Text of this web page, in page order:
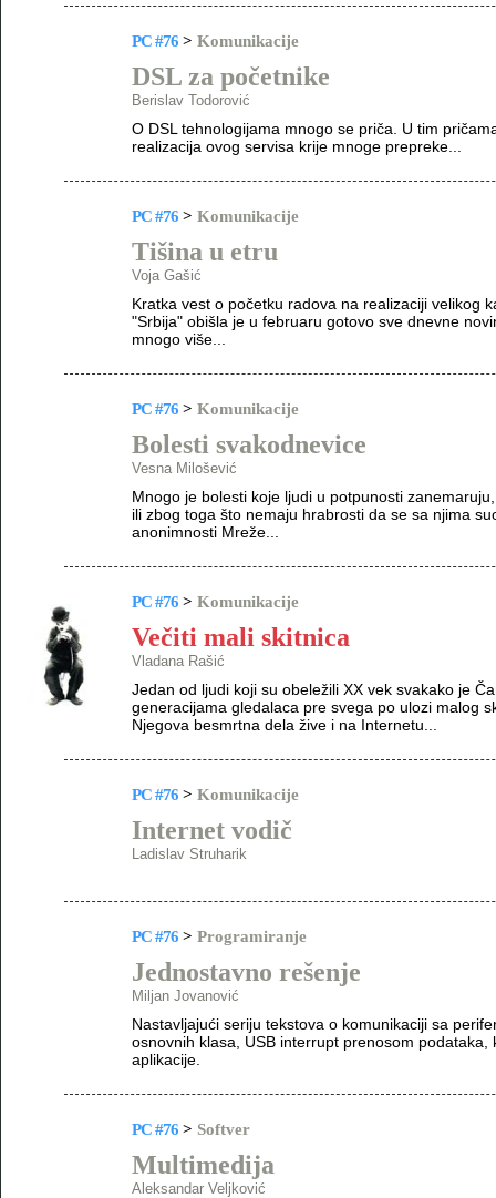
PC #76 > Komunikacije
DSL za početnike
Berislav Todorović
O DSL tehnologijama mnogo se priča. U tim
realizacija ovog servisa krije mnoge prepreke...
PC #76 > Komunikacije
Tišina u etru
Voja Gašić
Kratka vest o početku radova na realizaciji velikog
"Srbija" obišla je u februaru gotovo sve dnevne
mnogo više...
PC #76 > Komunikacije
Bolesti svakodnevice
Vesna Milošević
Mnogo je bolesti koje ljudi u potpunosti
ili zbog toga što nemaju hrabrosti da se sa njima
anonimnosti Mreže...
PC #76 > Komunikacije
Večiti mali skitnica
Vladana Rašić
Jedan od ljudi koji su obeležili XX vek svakako je
generacijama gledalaca pre svega po ulozi malog
Njegova besmrtna dela žive i na Internetu...
PC #76 > Komunikacije
Internet vodič
Ladislav Struharik
PC #76 > Programiranje
Jednostavno rešenje
Miljan Jovanović
Nastavljajući seriju tekstova o komunikaciji sa
osnovnih klasa, USB interrupt prenosom
aplikacije.
PC #76 > Softver
Multimedija
Aleksandar Veljković